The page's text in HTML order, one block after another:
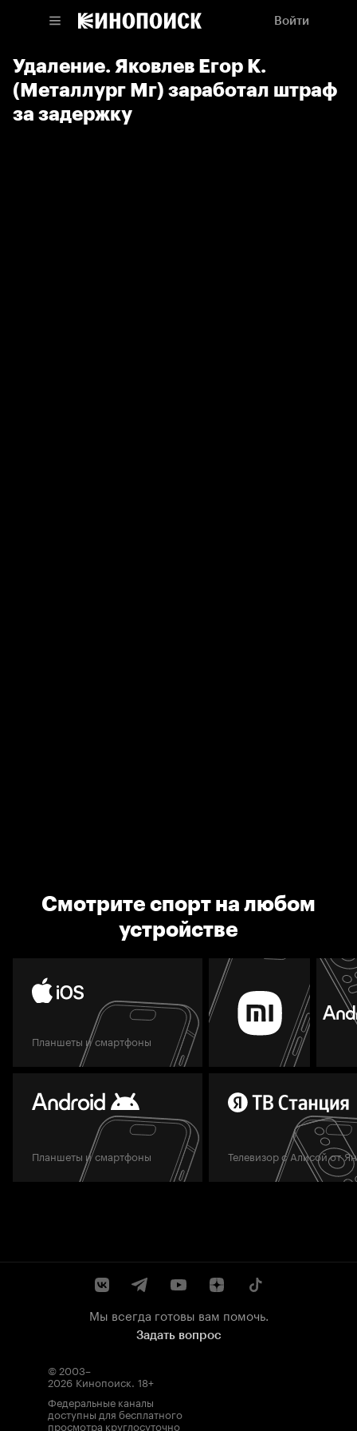
Войти
Удаление. Яковлев Егор К.
(Металлург Мг) заработал штраф
за задержку
Смотрите спорт на любом
устройстве
Планшеты и смартфоны
Планшеты и смартфоны Телевизор с Алисой от
Мы всегда готовы вам помочь.
Задать вопрос
© 2003–
2026 Кинопоиск. 18+
Федеральные каналы
доступны для бесплатного
просмотра круглосуточно